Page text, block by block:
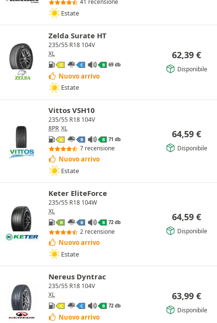
41 recensione
Estate
Zelda Surate HT
235/55 R18 104V
XL
C C B 69 db
Nuovo arrivo
Estate
62,39 €
Disponibile
Vittos VSH10
235/55 R18 104V
8PR XL
C B B 71 db
7 recensione
Nuovo arrivo
Estate
64,59 €
Disponibile
Keter EliteForce
235/55 R18 104W
XL
B B B 72 db
2 recensione
Nuovo arrivo
Estate
64,59 €
Disponibile
Nereus Dyntrac
235/55 R18 104V
XL
C C B 72 db
Nuovo arrivo
63,99 €
Disponibile